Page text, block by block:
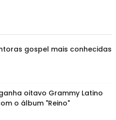
gospel mais conhecidas
oitavo Grammy Latino
o álbum "Reino"